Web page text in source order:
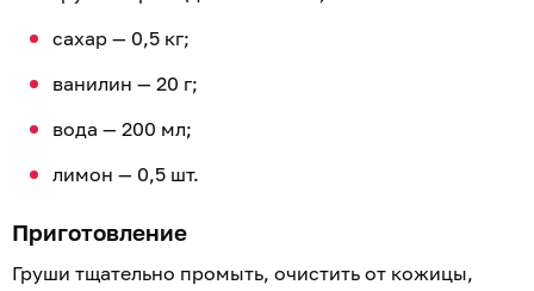
сахар — 0,5 кг;
ванилин — 20 г;
вода — 200 мл;
лимон — 0,5 шт.
Приготовление
Груши тщательно промыть, очистить от кожицы,